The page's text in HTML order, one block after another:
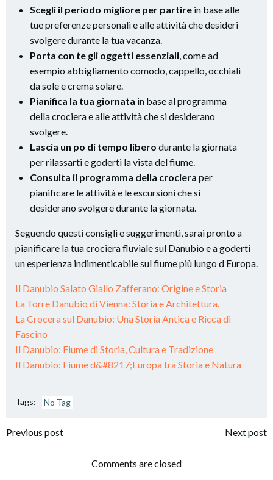
Scegli il periodo migliore per partire in base alle
tue preferenze personali e alle attività che desideri
svolgere durante la tua vacanza.
Porta con te gli oggetti essenziali, come ad
esempio abbigliamento comodo, cappello, occhiali
da sole e crema solare.
Pianifica la tua giornata in base al programma
della crociera e alle attività che si desiderano
svolgere.
Lascia un po di tempo libero durante la giornata
per rilassarti e goderti la vista del fiume.
Consulta il programma della crociera per
pianificare le attività e le escursioni che si
desiderano svolgere durante la giornata.
Seguendo questi consigli e suggerimenti, sarai pronto a
pianificare la tua crociera fluviale sul Danubio e a goderti
un esperienza indimenticabile sul fiume più lungo d Europa.
Il Danubio Salato Giallo Zafferano: Origine e Storia
La Torre Danubio di Vienna: Storia e Architettura.
La Crocera sul Danubio: Una Storia Antica e Ricca di
Fascino
Il Danubio: Fiume di Storia, Cultura e Tradizione
Il Danubio: Fiume d&#8217;Europa tra Storia e Natura
Tags: No Tag
Post
navigation
Previous post
navigation
Next post
Comments are closed